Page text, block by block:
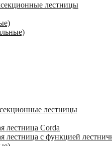
лестницы
лестницы
лестница Corda
лестница с функцией